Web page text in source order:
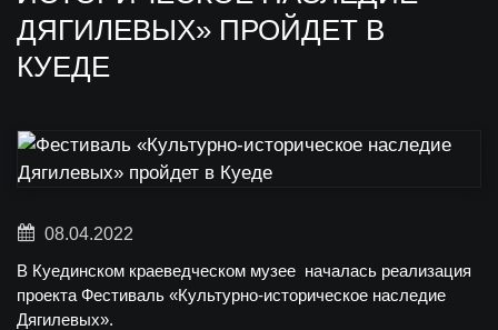
ДЯГИЛЕВЫХ» ПРОЙДЕТ В
КУЕДЕ
08.04.2022
В Куединском краеведческом музее началась реализация
проекта Фестиваль «Культурно-историческое наследие
Дягилевых».